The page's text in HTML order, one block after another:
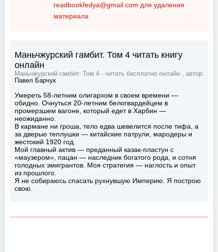
readbookfedya@gmail.com для удаления
материала
Маньчжурский гамбит. Том 4 читать книгу
онлайн
Маньчжурский гамбит. Том 4 - читать бесплатно онлайн , автор
Павел Барчук
Умереть 58-летним олигархом в своем времени —
обидно. Очнуться 20-летним белогвардейцем в
промерзшем вагоне, который едет в Харбин —
неожиданно.
В кармане ни гроша, тело едва шевелится после тифа, а
за дверью теплушки — китайские патрули, мародеры и
жестокий 1920 год.
Мой главный актив — преданный казак-пластун с
«маузером», пацан — наследник богатого рода, и сотня
голодных эмигрантов. Моя стратегия — наглость и опыт
из прошлого.
Я не собираюсь спасать рухнувшую Империю. Я построю
свою.